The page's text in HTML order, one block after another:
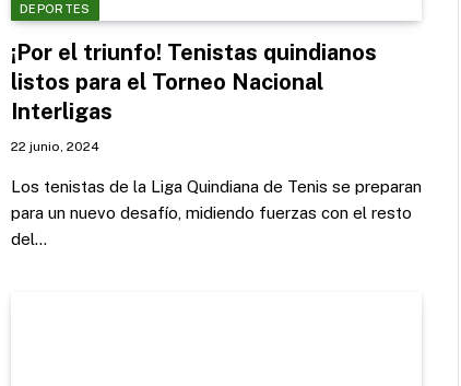
DEPORTES
¡Por el triunfo! Tenistas quindianos
listos para el Torneo Nacional
Interligas
22 junio, 2024
Los tenistas de la Liga Quindiana de Tenis se preparan
para un nuevo desafío, midiendo fuerzas con el resto
del…